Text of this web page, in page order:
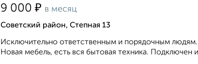
9 000 ₽ в месяц
Советский район, Степная 13
Исключительно ответственным и порядочным
Новая мебель, есть вся бытовая техника. Подключен